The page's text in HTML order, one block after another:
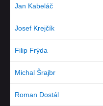
Jan Kabeláč
Josef Krejčík
Filip Frýda
Michal Šrajbr
Roman Dostál